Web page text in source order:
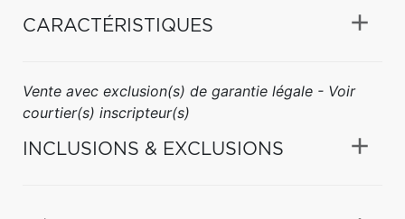
CARACTÉRISTIQUES
Vente avec exclusion(s) de garantie légale - Voir
courtier(s) inscripteur(s)
INCLUSIONS & EXCLUSIONS